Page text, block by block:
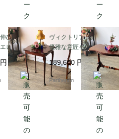
びた猫脚が
レガントな
ホガニーサ
ル【t287】
円
ヴィクトリアン様式の
優雅な意匠を残したウ
ォールナットテーブル
【t246】
189,600 円
Parthenon